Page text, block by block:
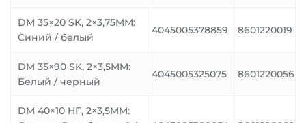
DM 35×20 SK, 2×3,75MM:
Синий / белый
4045005378859 8601220019
DM 35×90 SK, 2×3,5MM:
Белый / черный
4045005325075 8601220056
DM 40×10 HF, 2×3,5MM: